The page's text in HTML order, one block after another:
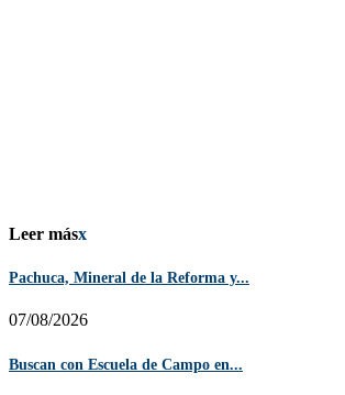
Leer másx
Pachuca, Mineral de la Reforma y...
07/08/2026
Buscan con Escuela de Campo en...